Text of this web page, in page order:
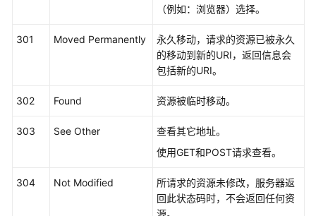
（例如：浏览器）选择。
301 Moved Permanently
永久移动，请求的资源已被永久
的移动到新的URI，返回信息会
包括新的URI。
302 Found 资源被临时移动。
303 See Other
查看其它地址。
使用GET和POST请求查看。
304 Not Modified
所请求的资源未修改，服务器返
回此状态码时，不会返回任何资
源。